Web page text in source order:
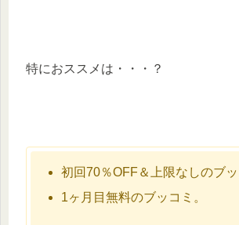
特におススメは・・・？
初回70％OFF＆上限なしのブッ
1ヶ月目無料のブッコミ。